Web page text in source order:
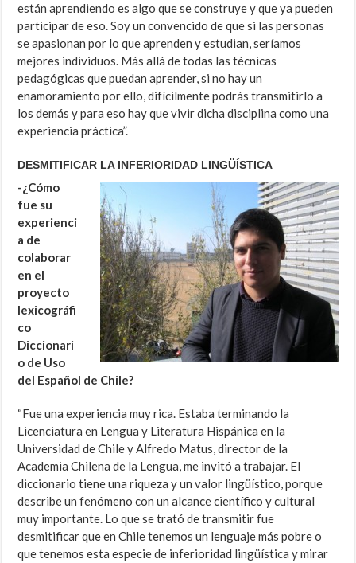
están aprendiendo es algo que se construye y que ya pueden
participar de eso. Soy un convencido de que si las personas
se apasionan por lo que aprenden y estudian, seríamos
mejores individuos. Más allá de todas las técnicas
pedagógicas que puedan aprender, si no hay un
enamoramiento por ello, difícilmente podrás transmitirlo a
los demás y para eso hay que vivir dicha disciplina como una
experiencia práctica”.
DESMITIFICAR LA INFERIORIDAD LINGÜÍSTICA
-¿Cómo
fue su
experienci
a de
colaborar
en el
proyecto
lexicográfi
co
Diccionari
o de Uso
del Español de Chile?
“Fue una experiencia muy rica. Estaba terminando la
Licenciatura en Lengua y Literatura Hispánica en la
Universidad de Chile y Alfredo Matus, director de la
Academia Chilena de la Lengua, me invitó a trabajar. El
diccionario tiene una riqueza y un valor lingüístico, porque
describe un fenómeno con un alcance científico y cultural
muy importante. Lo que se trató de transmitir fue
desmitificar que en Chile tenemos un lenguaje más pobre o
que tenemos esta especie de inferioridad lingüística y mirar